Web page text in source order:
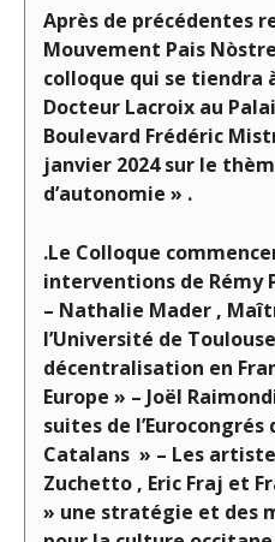
Après de précédentes
Mouvement Pais
colloque qui se tiendra
Docteur Lacroix au
Boulevard Frédéric
janvier 2024 sur le
d’autonomie » .
.Le Colloque
interventions de Rémy
– Nathalie Mader ,
l’Université de
décentralisation en
Europe » – Joël
suites de
Catalans » – Les
Zuchetto , Eric Fraj et
» une stratégie et des